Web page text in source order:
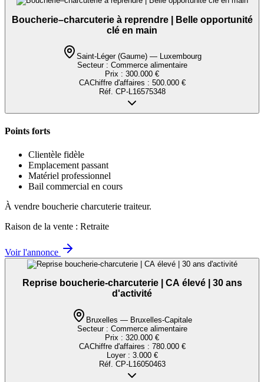
Boucherie–charcuterie à reprendre | Belle opportunité
clé en main
Saint-Léger (Gaume) — Luxembourg
Secteur : Commerce alimentaire
Prix : 300.000 €
CAChiffre d'affaires : 500.000 €
Réf. CP-L16575348
Points forts
Clientèle fidèle
Emplacement passant
Matériel professionnel
Bail commercial en cours
À vendre boucherie charcuterie traiteur.
Raison de la vente : Retraite
Voir l'annonce
Reprise boucherie-charcuterie | CA élevé | 30 ans
d'activité
Bruxelles — Bruxelles-Capitale
Secteur : Commerce alimentaire
Prix : 320.000 €
CAChiffre d'affaires : 780.000 €
Loyer : 3.000 €
Réf. CP-L16050463